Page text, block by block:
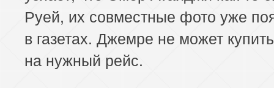
Руей, их совместные фото уже
в газетах. Джемре не может
на нужный рейс.